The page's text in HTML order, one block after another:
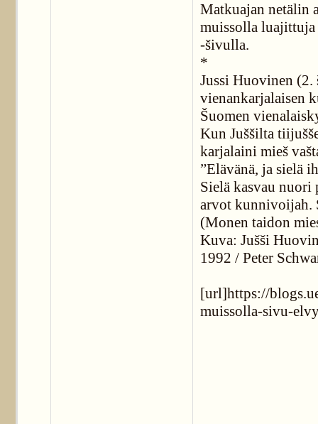
Matkuajan netälin
muissolla
-šivulla.
*
Jussi Huovinen
vienankarjalaisen
Šuomen
Kun Juššilta
karjalaini mieš
”Elävänä, ja sielä
Sielä kasvau nuori
arvot kunnivoijah.
(Monen taidon
Kuva: Jušši
1992 / Peter
[url]https://
muissolla-sivu-